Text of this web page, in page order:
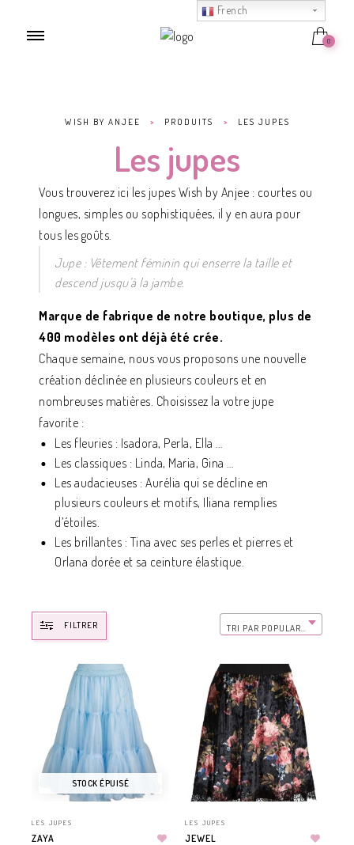
0
WISH BY ANJEE > PRODUITS > LES JUPES
Les jupes
Vous trouverez ici les jupes Wish by Anjee : courtes ou
longues, simples ou sophistiquées, il y en aura pour
tous les goûts.
Jupe : Vêtement féminin qui enserre la taille et
descend jusqu’à la jambe.
Marque de fabrique de notre boutique, plus de
400 modèles ont déjà été crée.
Chaque semaine, nous vous proposons une nouvelle
création déclinée en plusieurs couleurs et en
nombreuses matières. Choisissez la votre jupe
favorite :
Les fleuries : Isadora, Perla, Ella …
Les classiques : Linda, Maria, Gina …
Les audacieuses :Aurélia qui se décline en
plusieurs couleurs et motifs, Iliana remplies
d’étoiles.
Les brillantes : Tina avec ses perles et pierres et
Orlana dorée et sa ceinture élastique.
FILTRER TRI PAR POPULARITÉ
STOCK ÉPUISÉ
LES JUPES
ZAYA
LES JUPES
JEWEL
French